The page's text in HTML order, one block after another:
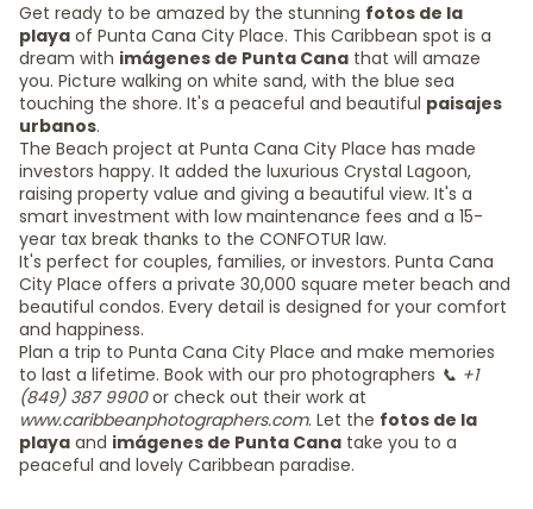
Get ready to be amazed by the stunning fotos de la
playa of Punta Cana City Place. This Caribbean spot is a
dream with imágenes de Punta Cana that will amaze
you. Picture walking on white sand, with the blue sea
touching the shore. It's a peaceful and beautiful paisajes
urbanos.
The Beach project at Punta Cana City Place has made
investors happy. It added the luxurious Crystal Lagoon,
raising property value and giving a beautiful view. It's a
smart investment with low maintenance fees and a 15-
year tax break thanks to the CONFOTUR law.
It's perfect for couples, families, or investors. Punta Cana
City Place offers a private 30,000 square meter beach and
beautiful condos. Every detail is designed for your comfort
and happiness.
Plan a trip to Punta Cana City Place and make memories
to last a lifetime. Book with our pro photographers 📞 +1
(849) 387 9900or check out their work at
www.caribbeanphotographers.com. Let the fotos de la
playa and imágenes de Punta Cana take you to a
peaceful and lovely Caribbean paradise.